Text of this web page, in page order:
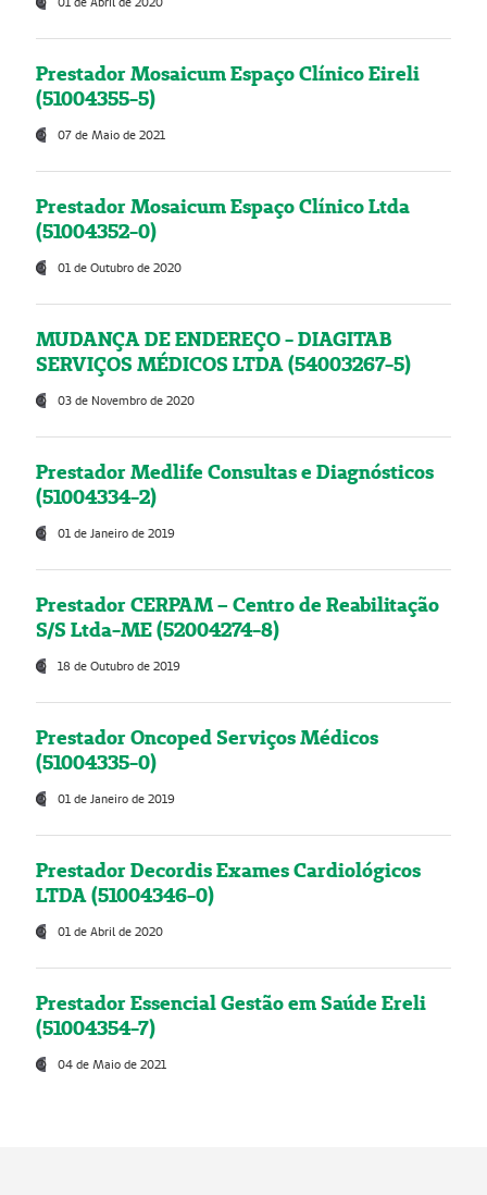
Prestador Mosaicum Espaço Clínico Eireli
(51004355-5)
07 de Maio de 2021
Prestador Mosaicum Espaço Clínico Ltda
(51004352-0)
01 de Outubro de 2020
MUDANÇA DE ENDEREÇO - DIAGITAB
SERVIÇOS MÉDICOS LTDA (54003267-5)
03 de Novembro de 2020
Prestador Medlife Consultas e Diagnósticos
(51004334-2)
01 de Janeiro de 2019
Prestador CERPAM – Centro de Reabilitação
S/S Ltda-ME (52004274-8)
18 de Outubro de 2019
Prestador Oncoped Serviços Médicos
(51004335-0)
01 de Janeiro de 2019
Prestador Decordis Exames Cardiológicos
LTDA (51004346-0)
01 de Abril de 2020
Prestador Essencial Gestão em Saúde Ereli
(51004354-7)
04 de Maio de 2021